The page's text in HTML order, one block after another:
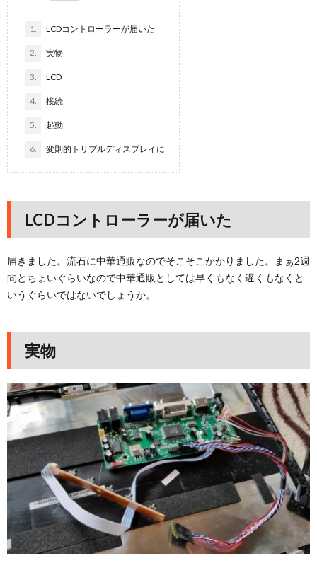
1. LCDコントローラーが届いた
2. 実物
3. LCD
4. 接続
5. 起動
6. 変則的トリプルディスプレイに
LCDコントローラーが届いた
届きました。流石に中華通販なのでそこそこかかりました。まぁ2週
間とちょいぐらいなので中華通販としては早くもなく遅くもなくと
いうぐらいではないでしょうか。
実物